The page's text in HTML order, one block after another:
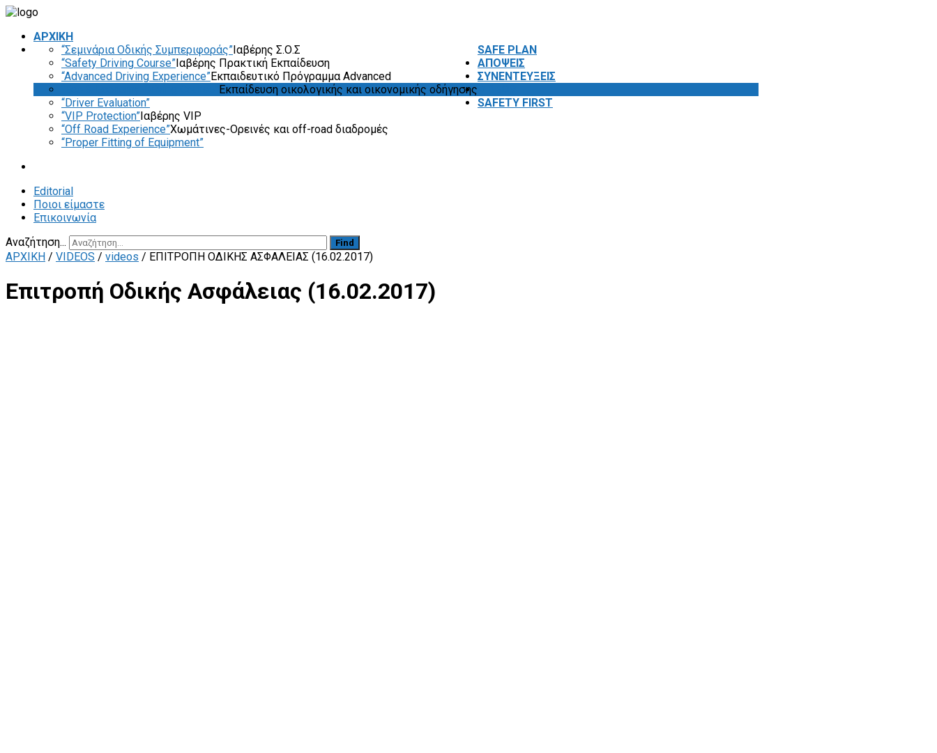
ΑΡΧΙΚΗ
SAFE PLAN
“Σεμινάρια Οδικής Συμπεριφοράς”Ιαβέρης Σ.Ο.Σ
“Safety Driving Course”Ιαβέρης Πρακτική Εκπαίδευση
“Advanced Driving Experience”Εκπαιδευτικό Πρόγραμμα Advanced
Εκπαίδευση οικολογικής και οικονομικής οδήγησης
“Driver Evaluation”
“VIP Protection”Ιαβέρης VIP
“Off Road Experience”Χωμάτινες-Ορεινές και off-road διαδρομές
“Proper Fitting of Equipment”
ΑΠΟΨΕΙΣ
ΣΥΝΕΝΤΕΥΞΕΙΣ
SAFETY FIRST
Editorial
Ποιοι είμαστε
Επικοινωνία
Αναζήτηση...
Find
ΑΡΧΙΚΗ / VIDEOS / videos / ΕΠΙΤΡΟΠΉ ΟΔΙΚΉΣ ΑΣΦΆΛΕΙΑΣ (16.02.2017)
Επιτροπή Οδικής Ασφάλειας (16.02.2017)